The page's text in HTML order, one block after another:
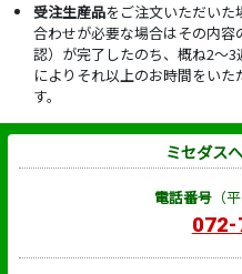
受注生産品をご注文いただい
合わせが必要な場合はその内
認）が完了したのち、概ね2～
によりそれ以上のお時間をい
す。
ミセダス
電話番号（平